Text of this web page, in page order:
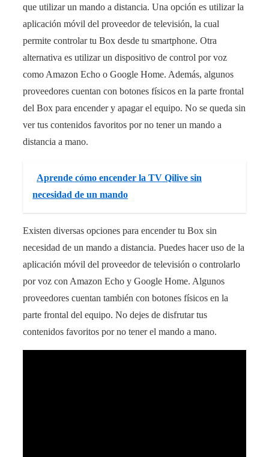
que utilizar un mando a distancia. Una opción es utilizar la
aplicación móvil del proveedor de televisión, la cual
permite controlar tu Box desde tu smartphone. Otra
alternativa es utilizar un dispositivo de control por voz
como Amazon Echo o Google Home. Además, algunos
proveedores cuentan con botones físicos en la parte frontal
del Box para encender y apagar el equipo. No se queda sin
ver tus contenidos favoritos por no tener un mando a
distancia a mano.
Aprende cómo encender la TV Qilive sin
necesidad de un mando
Existen diversas opciones para encender tu Box sin
necesidad de un mando a distancia. Puedes hacer uso de la
aplicación móvil del proveedor de televisión o controlarlo
por voz con Amazon Echo y Google Home. Algunos
proveedores cuentan también con botones físicos en la
parte frontal del equipo. No dejes de disfrutar tus
contenidos favoritos por no tener el mando a mano.